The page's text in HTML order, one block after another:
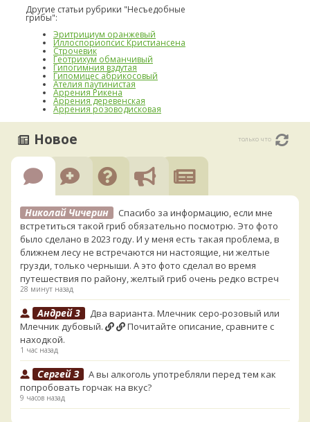
Другие статьи рубрики "Несъедобные
грибы":
Эритрициум оранжевый
Иллоспориопсис Кристиансена
Строчевик
Геотрихум обманчивый
Гипогимния вздутая
Гипомицес абрикосовый
Ателия паутинистая
Аррения Рикена
Аррения деревенская
Аррения розоводисковая
Новое только что
Николай Чичерин
Спасибо за информацию, если мне
встретиться такой гриб обязательно посмотрю. Это фото
было сделано в 2023 году. И у меня есть такая проблема, в
ближнем лесу не встречаются ни настоящие, ни желтые
грузди, только черныши. А это фото сделал во время
путешествия по району, желтый гриб очень редко встреч
28 минут назад
Андрей 3
Два варианта. Млечник серо-розовый или
Млечник дубовый.
Почитайте описание, сравните с
находкой.
1 час назад
Сергей З
А вы алкоголь употребляли перед тем как
попробовать горчак на вкус?
9 часов назад